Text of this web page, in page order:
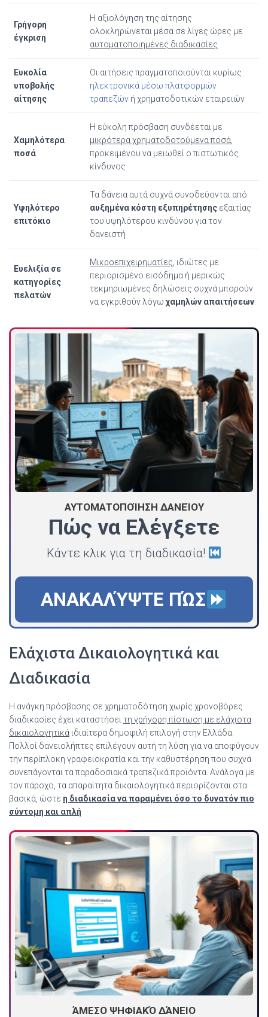
Γρήγορη
έγκριση
Η αξιολόγηση της αίτησης
ολοκληρώνεται μέσα σε λίγες ώρες με
αυτοματοποιημένες διαδικασίες
Ευκολία
υποβολής
αίτησης
Οι αιτήσεις πραγματοποιούνται κυρίως
ηλεκτρονικά μέσω πλατφορμών
τραπεζών ή χρηματοδοτικών εταιρειών
Χαμηλότερα
ποσά
Η εύκολη πρόσβαση συνδέεται με
μικρότερα χρηματοδοτούμενα ποσά
προκειμένου να μειωθεί ο πιστωτικός
κίνδυνος
Υψηλότερο
επιτόκιο
Τα δάνεια αυτά συχνά συνοδεύονται από
αυξημένα κόστη εξυπηρέτησης εξαιτίας
του υψηλότερου κινδύνου για τον
δανειστή
Ευελιξία σε
κατηγορίες
πελατών
Μικροεπιχειρηματίες , ιδιώτες με
περιορισμένο εισόδημα ή μερικώς
τεκμηριωμένες δηλώσεις συχνά μπορούν
να εγκριθούν λόγωχαμηλών απαιτήσεων
ΑΥΤΟΜΑΤΟΠΟΊΗΣΗ ΔΑΝΕΊΟΥ
Πώς να Ελέγξετε
Κάντε κλικ για τη διαδικασία!
ΑΝΑΚΑΛΎΨΤΕ ΠΏΣ
Ελάχιστα Δικαιολογητικά και
Διαδικασία
Η ανάγκη πρόσβασης σε χρηματοδότηση χωρίς χρονοβόρες
διαδικασίες έχει καταστήσειτη γρήγορη πίστωση με ελάχιστα
δικαιολογητικά ιδιαίτερα δημοφιλή επιλογή στην Ελλάδα.
Πολλοί δανειολήπτες επιλέγουν αυτή τη λύση για να αποφύγουν
την περίπλοκη γραφειοκρατία και την καθυστέρηση που συχνά
συνεπάγονται τα παραδοσιακά τραπεζικά προϊόντα. Ανάλογα με
τον πάροχο, τα απαραίτητα δικαιολογητικά περιορίζονται στα
βασικά, ώστε η διαδικασία να παραμένει όσο το δυνατόν πιο
σύντομη και απλή
ΆΜΕΣΟ ΨΗΦΙΑΚΌ ΔΆΝΕΙΟ